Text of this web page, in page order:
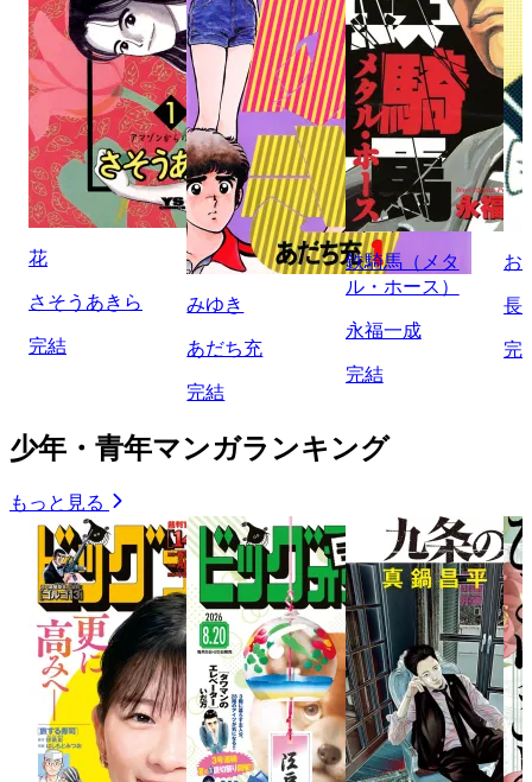
花
さそうあきら
完結
みゆき
あだち充
完結
鉄騎馬（メタ
ル・ホース）
永福一成
完結
お
長
完
少年・青年マンガランキング
もっと見る